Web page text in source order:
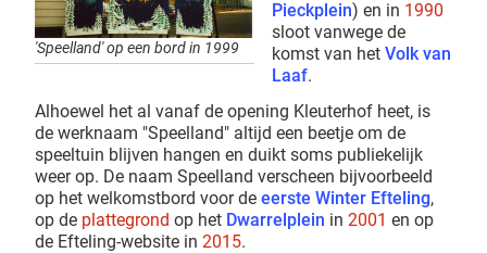
'Speelland' op een bord in 1999
Pieckplein) en in 1990
sloot vanwege de
komst van het Volk van
Laaf.
Alhoewel het al vanaf de opening Kleuterhof heet, is
de werknaam "Speelland" altijd een beetje om de
speeltuin blijven hangen en duikt soms publiekelijk
weer op. De naam Speelland verscheen bijvoorbeeld
op het welkomstbord voor de eerste Winter Efteling,
op de plattegrond op het Dwarrelplein in 2001 en op
de Efteling-website in 2015.